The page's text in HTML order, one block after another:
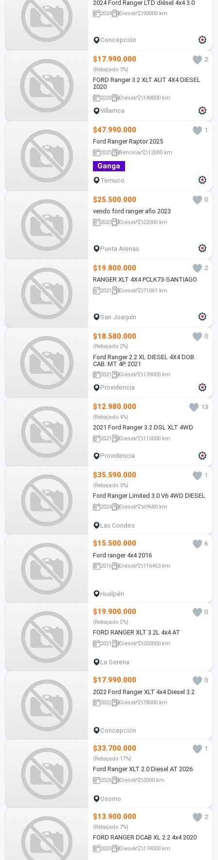
2024 Ford Ranger LTD diésel 4x4 3.0
2024 Diesel 90000 km
Concepción
$17.990.000 2
(Rebajado 3%)
FORD Ranger 3.2 XLT AUT 4X4 DIESEL
2020
2020 Diesel 148000 km
Villarrica
$47.990.000
1
Ford Ranger Raptor 2025
2025 Bencina 12000 km
Ganga
Temuco
$25.500.000
0
vendo ford ranger año 2023
2023 Diesel 22000 km
Punta Arenas
$19.800.000
2
RANGER XLT 4X4 PCLK73-SANTIAGO
2021 Diesel 71061 km
San Joaquín
$18.580.000 0
(Rebajado 2%)
Ford Ranger 2.2 XL DIESEL 4X4 DOB.
CAB. MT 4P. 2021
2021 Diesel 139000 km
Providencia
$12.980.000 13
(Rebajado 4%)
2021 Ford Ranger 3.2 DSL XLT 4WD
2021 Diesel 115000 km
Providencia
$35.590.000 1
(Rebajado 3%)
Ford Ranger Limited 3.0 V6 4WD DIESEL
2024 Diesel 69680 km
Las Condes
$15.500.000
6
Ford ranger 4x4 2016
2016 Diesel 116463 km
Hualpén
$19.900.000 0
(Rebajado 5%)
FORD RANGER XLT 3.2L 4x4 AT
2021 Diesel 200000 km
La Serena
$17.990.000
0
2022 Ford Ranger XLT 4x4 Diesel 3.2
2022 Diesel 78000 km
Concepción
$33.700.000 1
(Rebajado 17%)
Ford Ranger XLT 2.0 Diesel AT 2026
2026 Diesel 2000 km
Osorno
$13.900.000 2
(Rebajado 7%)
FORD RANGER DCAB XL 2.2 4x4 2020
2020 Diesel 174000 km